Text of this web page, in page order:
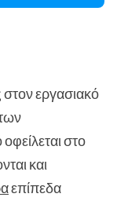
εργασιακό
στο
και
επίπεδα